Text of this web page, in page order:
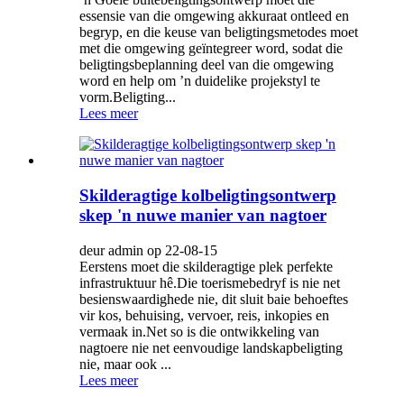
essensie van die omgewing akkuraat ontleed en
begryp, en die keuse van beligtingsmetodes moet
met die omgewing geïntegreer word, sodat die
beligtingsbeplanning deel van die omgewing
word en help om ’n duidelike projekstyl te
vorm.Beligting...
Lees meer
Skilderagtige kolbeligtingsontwerp
skep 'n nuwe manier van nagtoer
deur admin op 22-08-15
Eerstens moet die skilderagtige plek perfekte
infrastruktuur hê.Die toerismebedryf is nie net
besienswaardighede nie, dit sluit baie behoeftes
vir kos, behuising, vervoer, reis, inkopies en
vermaak in.Net so is die ontwikkeling van
nagtoere nie net eenvoudige landskapbeligting
nie, maar ook ...
Lees meer